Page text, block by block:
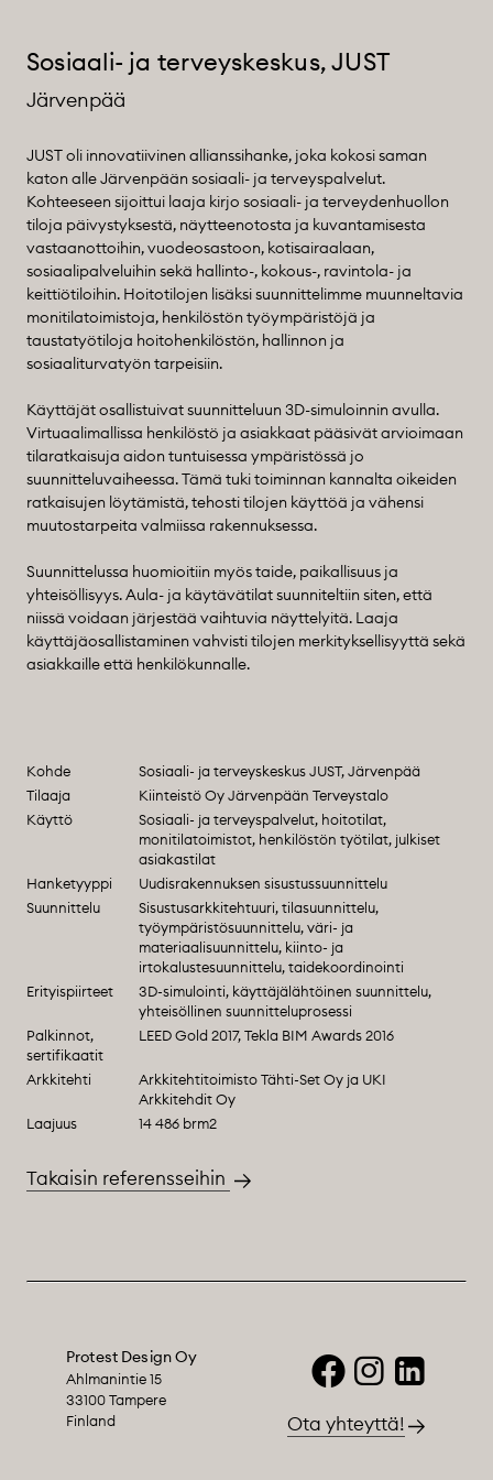
Sosiaali- ja terveyskeskus, JUST
Järvenpää
JUST oli innovatiivinen allianssihanke, joka kokosi saman
katon alle Järvenpään sosiaali- ja terveyspalvelut.
Kohteeseen sijoittui laaja kirjo sosiaali- ja terveydenhuollon
tiloja päivystyksestä, näytteenotosta ja kuvantamisesta
vastaanottoihin, vuodeosastoon, kotisairaalaan,
sosiaalipalveluihin sekä hallinto-, kokous-, ravintola- ja
keittiötiloihin. Hoitotilojen lisäksi suunnittelimme muunneltavia
monitilatoimistoja, henkilöstön työympäristöjä ja
taustatyötiloja hoitohenkilöstön, hallinnon ja
sosiaaliturvatyön tarpeisiin.
Käyttäjät osallistuivat suunnitteluun 3D-simuloinnin avulla.
Virtuaalimallissa henkilöstö ja asiakkaat pääsivät arvioimaan
tilaratkaisuja aidon tuntuisessa ympäristössä jo
suunnitteluvaiheessa. Tämä tuki toiminnan kannalta oikeiden
ratkaisujen löytämistä, tehosti tilojen käyttöä ja vähensi
muutostarpeita valmiissa rakennuksessa.
Suunnittelussa huomioitiin myös taide, paikallisuus ja
yhteisöllisyys. Aula- ja käytävätilat suunniteltiin siten, että
niissä voidaan järjestää vaihtuvia näyttelyitä. Laaja
käyttäjäosallistaminen vahvisti tilojen merkityksellisyyttä sekä
asiakkaille että henkilökunnalle.
Kohde
Sosiaali- ja terveyskeskus JUST, Järvenpää
Tilaaja
Kiinteistö Oy Järvenpään Terveystalo
Käyttö
Sosiaali- ja terveyspalvelut, hoitotilat,
monitilatoimistot, henkilöstön työtilat, julkiset
asiakastilat
Hanketyyppi
Uudisrakennuksen sisustussuunnittelu
Suunnittelu
Sisustusarkkitehtuuri, tilasuunnittelu,
työympäristösuunnittelu, väri- ja
materiaalisuunnittelu, kiinto- ja
irtokalustesuunnittelu, taidekoordinointi
Erityispiirteet
3D-simulointi, käyttäjälähtöinen suunnittelu,
yhteisöllinen suunnitteluprosessi
Palkinnot,
sertifikaatit
LEED Gold 2017, Tekla BIM Awards 2016
Arkkitehti
Arkkitehtitoimisto Tähti-Set Oy ja UKI
Arkkitehdit Oy
Laajuus
14 486 brm2
Takaisin referensseihin
Protest Design Oy
Ahlmanintie 15
33100 Tampere
Finland
Ota yhteyttä!